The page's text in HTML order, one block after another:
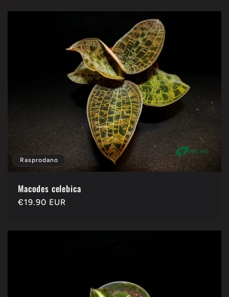
Rasprodano
Macodes celebica
Redovna
€19.90 EUR